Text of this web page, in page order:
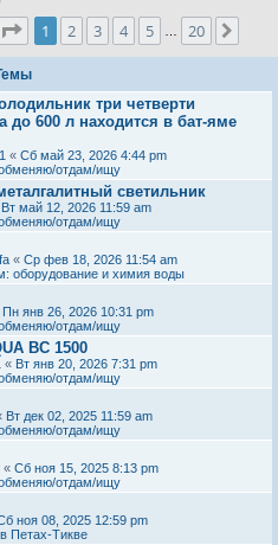
Страница1 из
1 2 3 4 5 20
три четверти
до 600 л находится в бат-яме
« Сб май 23, 2026 4:44 pm
отдам/ищу
светильник
Вт май 12, 2026 11:59 am
отдам/ищу
« Ср фев 18, 2026 11:54 am
оборудование и химия воды
Пн янв 26, 2026 10:31 pm
отдам/ищу
BC 1500
« Вт янв 20, 2026 7:31 pm
отдам/ищу
Вт дек 02, 2025 11:59 am
отдам/ищу
« Сб ноя 15, 2025 8:13 pm
отдам/ищу
ноя 08, 2025 12:59 pm
Петах-Тикве